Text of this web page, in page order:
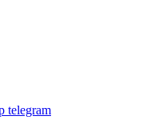
telegram